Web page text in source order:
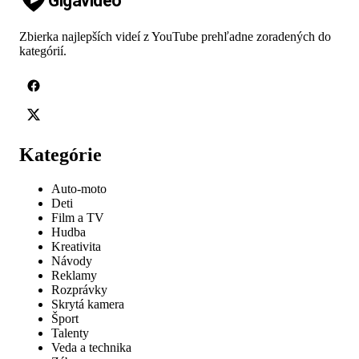
Zbierka najlepších videí z YouTube prehľadne zoradených do
kategórií.
Kategórie
Auto-moto
Deti
Film a TV
Hudba
Kreativita
Návody
Reklamy
Rozprávky
Skrytá kamera
Šport
Talenty
Veda a technika